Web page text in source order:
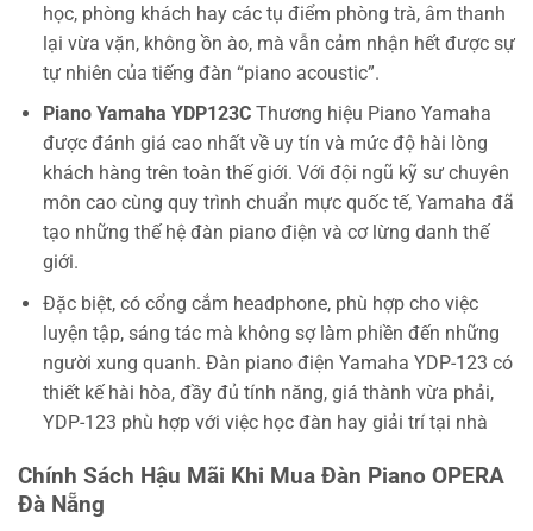
học, phòng khách hay các tụ điểm phòng trà, âm thanh
lại vừa vặn, không ồn ào, mà vẫn cảm nhận hết được sự
tự nhiên của tiếng đàn “piano acoustic”.
Piano Yamaha YDP123C Thương hiệu Piano Yamaha
được đánh giá cao nhất về uy tín và mức độ hài lòng
khách hàng trên toàn thế giới. Với đội ngũ kỹ sư chuyên
môn cao cùng quy trình chuẩn mực quốc tế, Yamaha đã
tạo những thế hệ đàn piano điện và cơ lừng danh thế
giới.
Đặc biệt, có cổng cắm headphone, phù hợp cho việc
luyện tập, sáng tác mà không sợ làm phiền đến những
người xung quanh. Đàn piano điện Yamaha YDP-123 có
thiết kế hài hòa, đầy đủ tính năng, giá thành vừa phải,
YDP-123 phù hợp với việc học đàn hay giải trí tại nhà
Chính Sách Hậu Mãi Khi Mua Đàn Piano OPERA
Đà Nẵng